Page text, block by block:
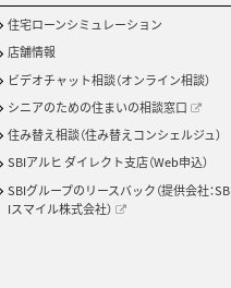
住宅ローンシミュレーション
店舗情報
ビデオチャット相談（オンライン相談）
シニアのための住まいの相談窓口
住み替え相談（住み替えコンシェルジュ）
SBIアルヒ ダイレクト支店（Web申込）
SBIグループのリースバック（提供会社：SB
Iスマイル株式会社）